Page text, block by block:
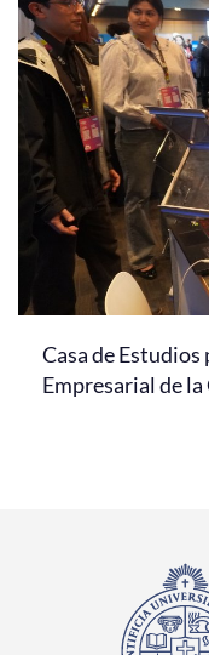
Casa de
Empresarial de la